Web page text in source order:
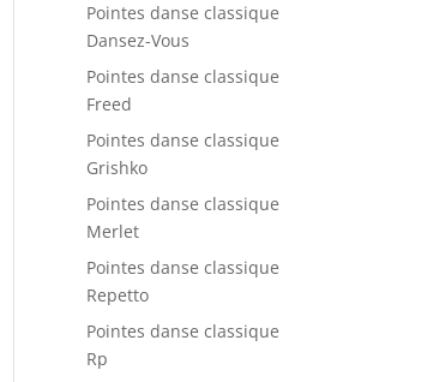
Pointes danse classique
Dansez-Vous
Pointes danse classique
Freed
Pointes danse classique
Grishko
Pointes danse classique
Merlet
Pointes danse classique
Repetto
Pointes danse classique
Rp